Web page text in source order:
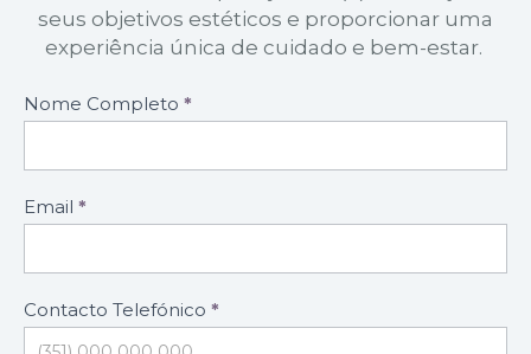
seus objetivos estéticos e proporcionar uma
experiência única de cuidado e bem-estar.
Formulário
de
Nome Completo *
Email *
Contacto Telefónico *